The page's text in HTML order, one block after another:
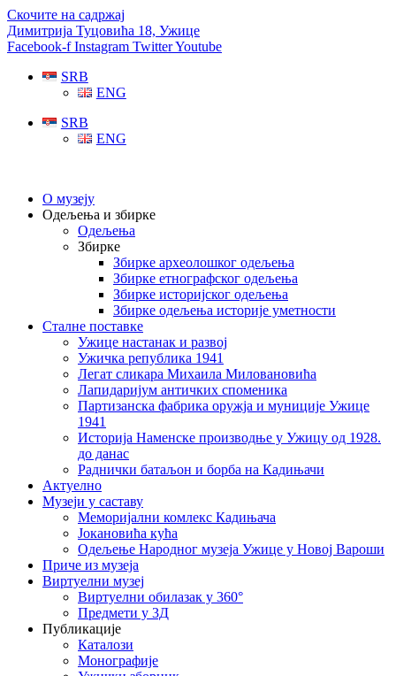
Скочите на садржај
Димитрија Туцовића 18, Ужице
Facebook-f Instagram TwitterYoutube
SRB
ENG
SRB
ENG
О музеју
Одељења и збирке
Одељења
Збирке
Збирке археолошког одељења
Збирке етнографског одељења
Збирке историјског одељења
Збирке одељења историје уметности
Сталне поставке
Ужице настанак и развој
Ужичка република 1941
Легат сликара Михаила Миловановића
Лапидаријум античких споменика
Партизанска фабрика оружја и муниције Ужице
1941
Историја Наменске производње у Ужицу од 1928.
до данас
Раднички батаљон и борба на Кадињачи
Актуелно
Музеји у саставу
Меморијални комлекс Кадињача
Јокановића кућа
Oдељење Народног музеја Ужице у Новој Вароши
Приче из музеја
Виртуелни музеј
Виртуелни обилазак у 360°
Предмети у 3Д
Публикације
Каталози
Монографије